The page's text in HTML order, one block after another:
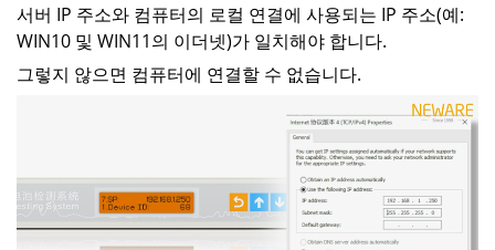
서버 IP 주소와 컴퓨터의 로컬 연결에 사용되는 IP 주소(예:
WIN10 및 WIN11의 이더넷)가 일치해야 합니다.
그렇지 않으면 컴퓨터에 연결할 수 없습니다.